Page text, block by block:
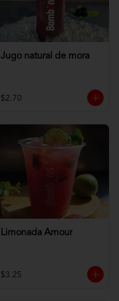
Jugo natural de mora
$2.70
Limonada Amour
$3.25